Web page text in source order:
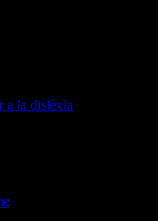
a la dislèxia